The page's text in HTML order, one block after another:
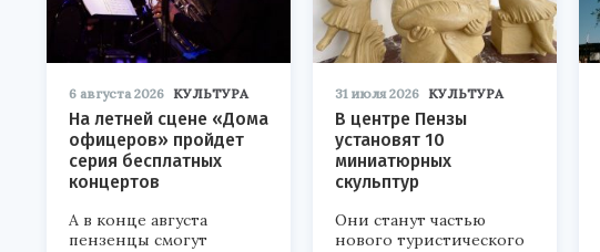
6 августа 2026 КУЛЬТУРА
На летней сцене «Дома
офицеров» пройдет
серия бесплатных
концертов
А в конце августа
пензенцы смогут
31 июля 2026 КУЛЬТУРА
В центре Пензы
установят 10
миниатюрных
скульптур
Они станут частью
нового туристического